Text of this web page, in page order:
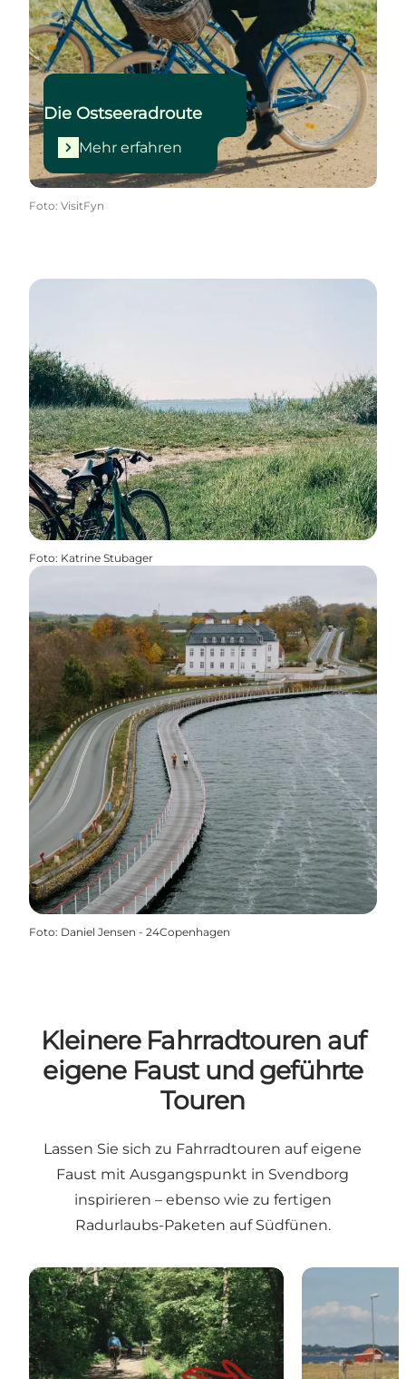
Die Ostseeradroute
Mehr erfahren
Foto: VisitFyn
Foto: Katrine Stubager
Foto: Daniel Jensen - 24Copenhagen
Kleinere Fahrradtouren auf
eigene Faust und geführte
Touren
Lassen Sie sich zu Fahrradtouren auf eigene
Faust mit Ausgangspunkt in Svendborg
inspirieren – ebenso wie zu fertigen
Radurlaubs-Paketen auf Südfünen.
Touren auf eigene Faust Geführte